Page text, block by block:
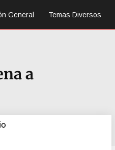
General Temas Diversos
a